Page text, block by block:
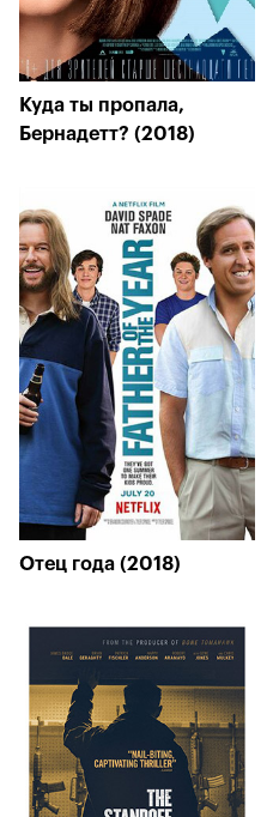
Куда ты пропала,
Бернадетт? (2018)
Отец года (2018)